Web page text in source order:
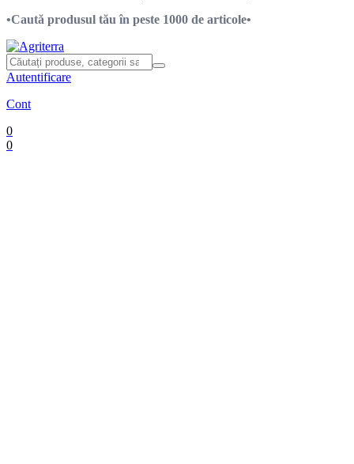
•Caută produsul tău în peste 1000 de articole•
Autentificare
Cont
0
0